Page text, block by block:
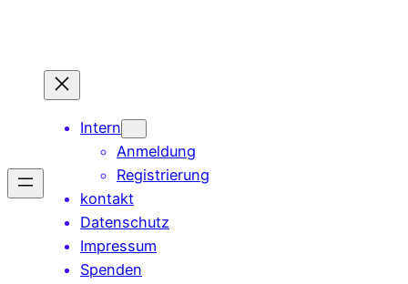
springen
Intern
Anmeldung
Registrierung
kontakt
Datenschutz
Impressum
Spenden